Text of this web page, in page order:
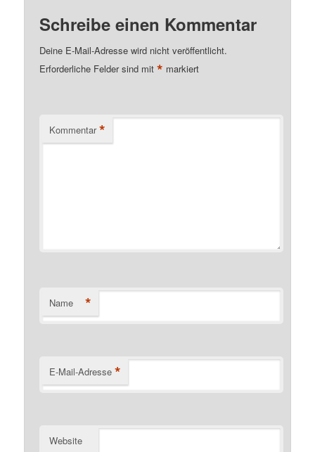
Schreibe einen Kommentar
Deine E-Mail-Adresse wird nicht veröffentlicht.
Erforderliche Felder sind mit* markiert
Kommentar *
Name *
E-Mail-Adresse *
Website